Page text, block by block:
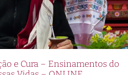
e Cura – Ensinamentos do